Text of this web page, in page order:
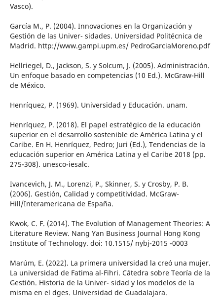
Vasco).
García M., P. (2004). Innovaciones en la Organización y
Gestión de las Univer- sidades. Universidad Politécnica de
Madrid. http://www.gampi.upm.es/ PedroGarciaMoreno.pdf
Hellriegel, D., Jackson, S. y Solcum, J. (2005). Administración.
Un enfoque basado en competencias (10 Ed.). McGraw-Hill
de México.
Henríquez, P. (1969). Universidad y Educación. unam.
Henríquez, P. (2018). El papel estratégico de la educación
superior en el desarrollo sostenible de América Latina y el
Caribe. En H. Henríquez, Pedro; Juri (Ed.), Tendencias de la
educación superior en América Latina y el Caribe 2018 (pp.
275-308). unesco-iesalc.
Ivancevich, J. M., Lorenzi, P., Skinner, S. y Crosby, P. B.
(2006). Gestión, Calidad y competitividad. McGraw-
Hill/Interamericana de España.
Kwok, C. F. (2014). The Evolution of Management Theories: A
Literature Review. Nang Yan Business Journal Hong Kong
Institute of Technology. doi: 10.1515/ nybj-2015 -0003
Marúm, E. (2022). La primera universidad la creó una mujer.
La universidad de Fatima al-Fihri. Cátedra sobre Teoría de la
Gestión. Historia de la Univer- sidad y los modelos de la
misma en el dges. Universidad de Guadalajara.